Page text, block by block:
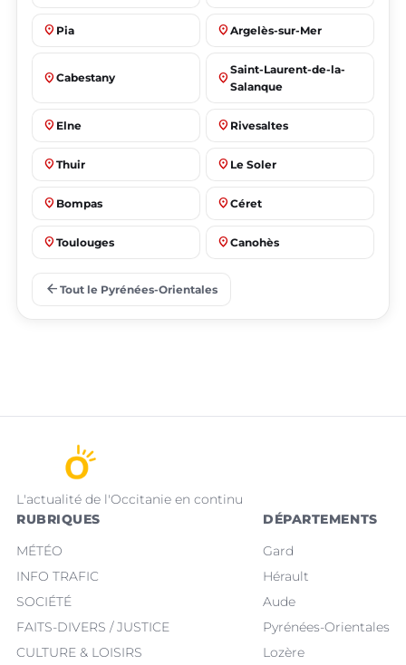
place Pia place Argelès-sur-Mer
place Cabestany place
Saint-Laurent-de-la-
Salanque
place Elne place Rivesaltes
place Thuir place Le Soler
place Bompas place Céret
place Toulouges place Canohès
place
arrow_back Tout le Pyrénées-Orientales
L'actualité de l'Occitanie en continu
RUBRIQUES
MÉTÉO
INFO TRAFIC
SOCIÉTÉ
FAITS-DIVERS / JUSTICE
CULTURE & LOISIRS
DÉPARTEMENTS
Gard
Hérault
Aude
Pyrénées-Orientales
Lozère